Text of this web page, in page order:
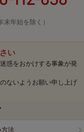
年始を除く）
い
惑をおかけする事象が発
ないようお願い申し上げ
方法